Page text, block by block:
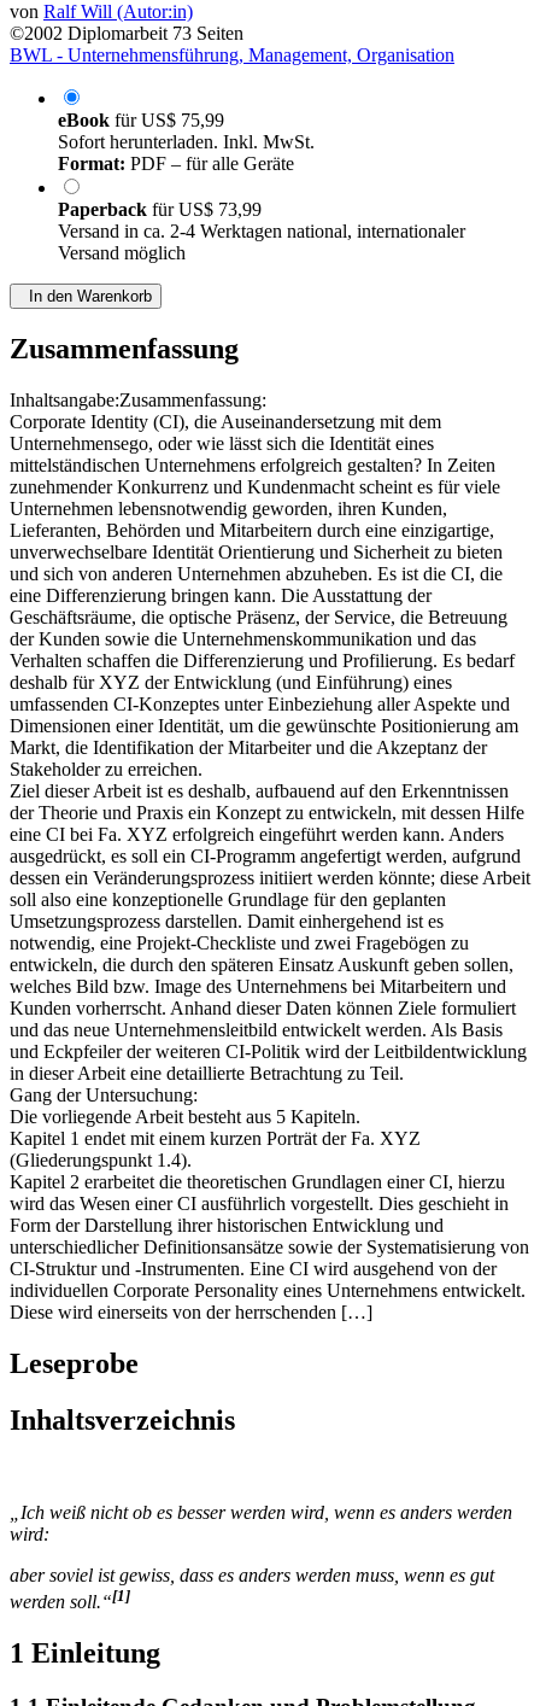
vonRalf Will (Autor:in)
©2002 Diplomarbeit 73 Seiten
eBookfürUS$ 75,99
Sofort herunterladen. Inkl. MwSt.
Format:
PaperbackfürUS$ 73,99
Versand in ca. 2-4 Werktagen national, internationaler
Zusammenfassung
Inhaltsangabe:Zusammenfassung:
Corporate Identity (CI), die Auseinandersetzung mit dem
Unternehmensego, oder wie lässt sich die Identität eines
mittelständischen Unternehmens erfolgreich gestalten? In Zeiten
zunehmender Konkurrenz und Kundenmacht scheint es für viele
Unternehmen lebensnotwendig geworden, ihren Kunden,
Lieferanten, Behörden und Mitarbeitern durch eine einzigartige,
unverwechselbare Identität Orientierung und Sicherheit zu bieten
und sich von anderen Unternehmen abzuheben. Es ist die CI, die
eine Differenzierung bringen kann. Die Ausstattung der
Geschäftsräume, die optische Präsenz, der Service, die Betreuung
der Kunden sowie die Unternehmenskommunikation und das
Verhalten schaffen die Differenzierung und Profilierung. Es bedarf
deshalb für XYZ der Entwicklung (und Einführung) eines
umfassenden CI-Konzeptes unter Einbeziehung aller Aspekte und
Dimensionen einer Identität, um die gewünschte Positionierung am
Markt, die Identifikation der Mitarbeiter und die Akzeptanz der
Stakeholder zu erreichen.
Ziel dieser Arbeit ist es deshalb, aufbauend auf den Erkenntnissen
der Theorie und Praxis ein Konzept zu entwickeln, mit dessen Hilfe
eine CI bei Fa. XYZ erfolgreich eingeführt werden kann. Anders
ausgedrückt, es soll ein CI-Programm angefertigt werden, aufgrund
dessen ein Veränderungsprozess initiiert werden könnte; diese Arbeit
soll also eine konzeptionelle Grundlage für den geplanten
Umsetzungsprozess darstellen. Damit einhergehend ist es
notwendig, eine Projekt-Checkliste und zwei Fragebögen zu
entwickeln, die durch den späteren Einsatz Auskunft geben sollen,
welches Bild bzw. Image des Unternehmens bei Mitarbeitern und
Kunden vorherrscht. Anhand dieser Daten können Ziele formuliert
und das neue Unternehmensleitbild entwickelt werden. Als Basis
und Eckpfeiler der weiteren CI-Politik wird der Leitbildentwicklung
in dieser Arbeit eine detaillierte Betrachtung zu Teil.
Gang der Untersuchung:
Die vorliegende Arbeit besteht aus 5 Kapiteln.
Kapitel 1 endet mit einem kurzen Porträt der Fa. XYZ
(Gliederungspunkt 1.4).
Kapitel 2 erarbeitet die theoretischen Grundlagen einer CI, hierzu
wird das Wesen einer CI ausführlich vorgestellt. Dies geschieht in
Form der Darstellung ihrer historischen Entwicklung und
unterschiedlicher Definitionsansätze sowie der Systematisierung von
CI-Struktur und -Instrumenten. Eine CI wird ausgehend von der
individuellen Corporate Personality eines Unternehmens entwickelt.
Leseprobe
„Ich weiß nicht ob es besser werden wird, wenn es anders werden
aber soviel ist gewiss, dass es anders werden muss, wenn es gut
1 Einleitung